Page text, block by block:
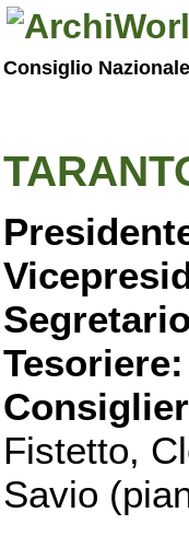
Consiglio
Tesoriere:
Fistetto,
Savio